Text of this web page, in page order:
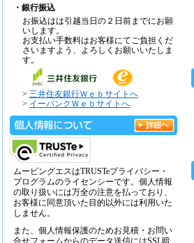
・銀行振込
お振込はは引越当日の２日前までにお願
いします。
お支払い手数料はお客様にてご負担くだ
さいますよう、よろしくお願いいたしま
す。
> 三井住友銀行Ｗｅｂサイトへ
> イーバンクＷｅｂサイトへ
ムービングエスはTRUSTeプライバシー・
プログラムのライセンシーです。個人情報
の取り扱いには万全の注意を払っており、
お客様に同意頂いた目的以外には利用いた
しません。
また、個人情報保護のためお見積・お問い